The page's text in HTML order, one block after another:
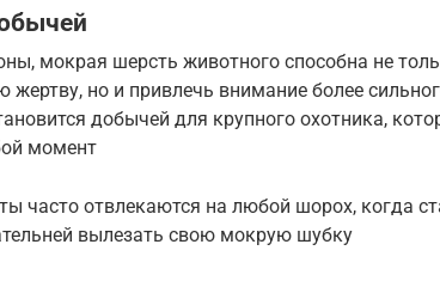
мокрая шерсть животного способна не
жертву, но и привлечь внимание более
добычей для крупного охотника,
момент
часто отвлекаются на любой шорох, когда
вылезать свою мокрую шубку